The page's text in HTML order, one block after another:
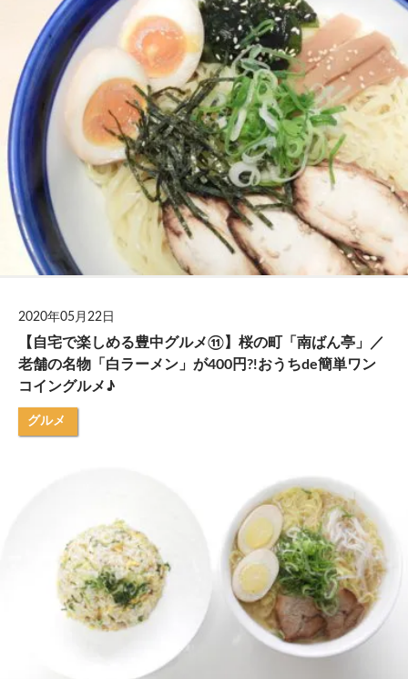
2020年05月22日
【自宅で楽しめる豊中グルメ⑪】桜の町「南ばん亭」／
老舗の名物「白ラーメン」が400円?!おうちde簡単ワン
コイングルメ♪
グルメ